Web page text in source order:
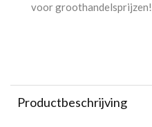
voor groothandelsprijzen!
Productbeschrijving